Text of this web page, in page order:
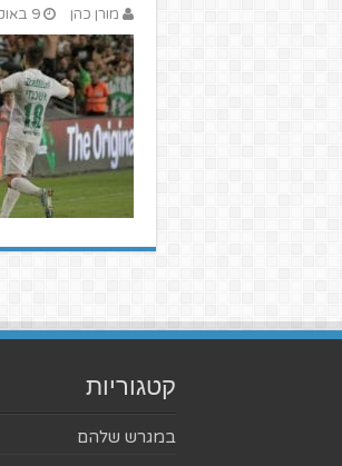
מורן כהן 9 באוקטובר 2019
קטגוריות
במגרש שלהם